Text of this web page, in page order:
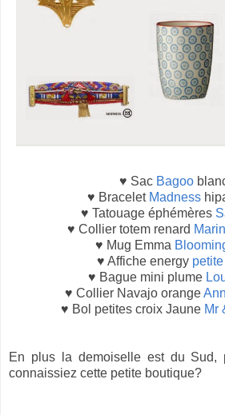
♥ Sac Bagoo
♥ Bracelet Madness
♥ Tatouage éphémères
♥ Collier totem renard
♥ Mug Emma
♥ Affiche energy
♥ Bague mini plume
♥ Collier Navajo orange
♥ Bol petites croix Jaune Mr
En plus la demoiselle est du Sud,
connaissiez cette petite boutique?